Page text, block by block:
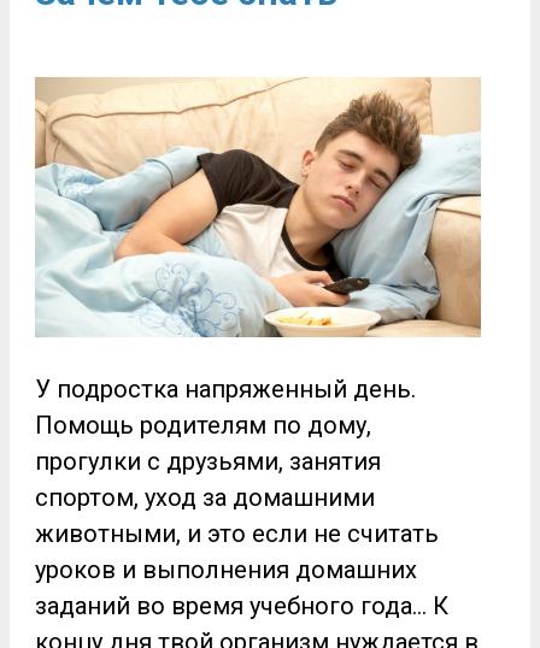
У подростка напряженный день.
Помощь родителям по дому,
прогулки с друзьями, занятия
спортом, уход за домашними
животными, и это если не считать
уроков и выполнения домашних
заданий во время учебного года… К
концу дня твой организм нуждается в